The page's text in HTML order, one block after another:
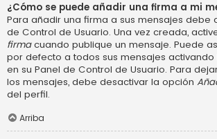
¿Cómo se puede añadir una firma a mi
Para añadir una firma a sus mensajes debe
de Control de Usuario. Una vez creada,
firmacuando publique un mensaje. Puede
por defecto a todos sus mensajes
en su Panel de Control de Usuario. Para
los mensajes, debe desactivar la opción
del perfil.
Arriba